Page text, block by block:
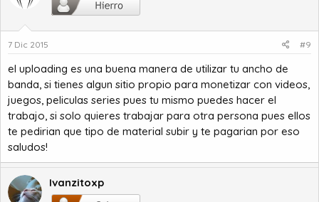
7 Dic 2015 #9
el uploading es una buena manera de utilizar tu ancho de
banda, si tienes algun sitio propio para monetizar con videos,
juegos, peliculas series pues tu mismo puedes hacer el
trabajo, si solo quieres trabajar para otra persona pues ellos
te pedirian que tipo de material subir y te pagarian por eso
saludos!
Ivanzitoxp